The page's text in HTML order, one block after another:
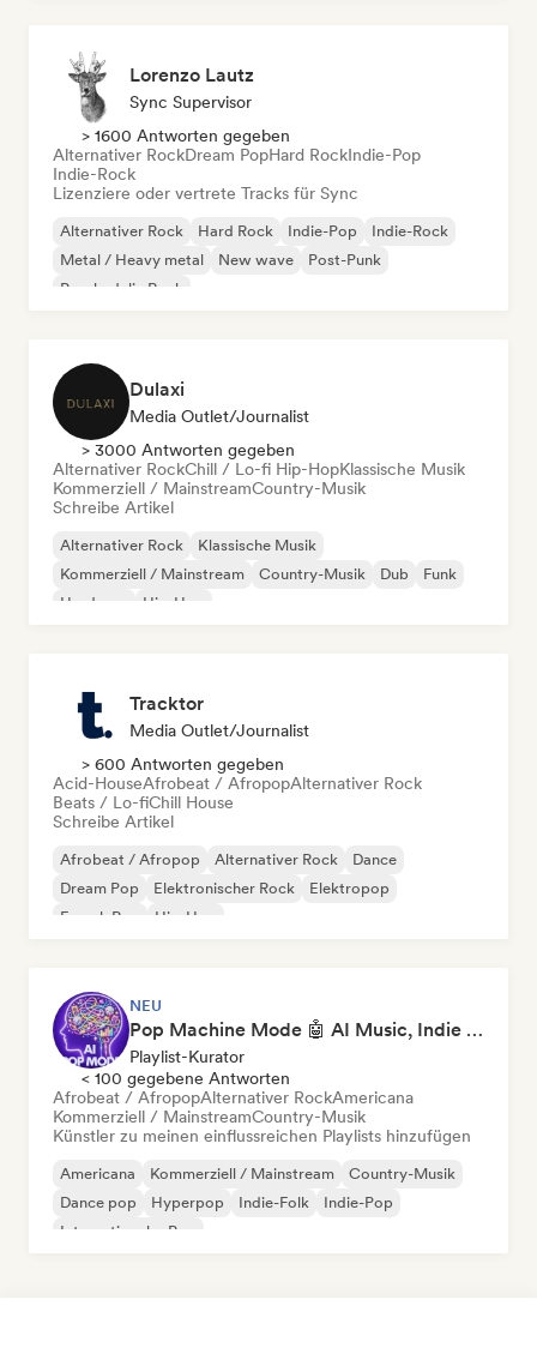
Lorenzo Lautz
Sync Supervisor
> 1600 Antworten gegeben
Alternativer RockDream PopHard RockIndie-Pop
Indie-Rock
Lizenziere oder vertrete Tracks für Sync
Alternativer Rock Hard Rock Indie-Pop
Indie-Rock
Metal / Heavy metal
New wave
Post-Punk
Psychedelic Rock
Dulaxi
Media Outlet/Journalist
> 3000 Antworten gegeben
Alternativer RockChill / Lo-fi Hip-HopKlassische Musik
Kommerziell / MainstreamCountry-Musik
Schreibe Artikel
Alternativer Rock
Klassische Musik
Kommerziell / Mainstream
Country-Musik Dub
Funk
Hardcore
Hip-Hop
Tracktor
Media Outlet/Journalist
> 600 Antworten gegeben
Acid-HouseAfrobeat / AfropopAlternativer Rock
Beats / Lo-fiChill House
Schreibe Artikel
Afrobeat / Afropop Alternativer Rock
Dance
Dream Pop
Elektronischer Rock
Elektropop
French Pop
Hip-Hop
NEU
Pop Machine Mode 🤖 AI Music, Indie Pop & Dream Pop
Playlist-Kurator
< 100 gegebene Antworten
Afrobeat / AfropopAlternativer RockAmericana
Kommerziell / MainstreamCountry-Musik
Künstler zu meinen einflussreichen Playlists hinzufügen
Americana Kommerziell / Mainstream
Country-Musik
Dance pop
Hyperpop Indie-Folk
Indie-Pop
Internationaler Pop